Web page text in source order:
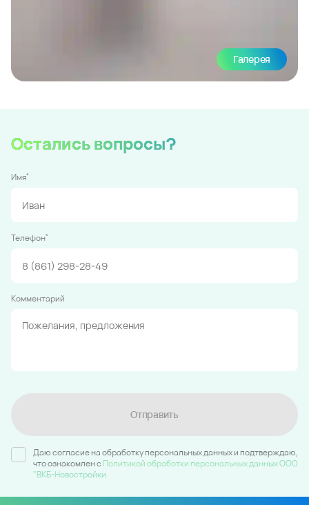
Галерея
Остались вопросы?
Имя*
Телефон*
Комментарий
Отправить
Даю согласие на обработку персональных данных и подтверждаю,
что ознакомлен c Политикой обработки персональных данных ООО
"ВКБ-Новостройки